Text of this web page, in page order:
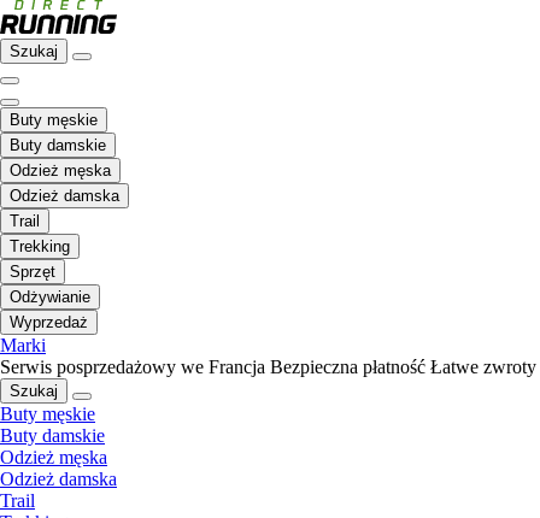
Szukaj
Buty męskie
Buty damskie
Odzież męska
Odzież damska
Trail
Trekking
Sprzęt
Odżywianie
Wyprzedaż
Marki
Serwis posprzedażowy we Francja Bezpieczna płatność Łatwe zwroty
Szukaj
Buty męskie
Buty damskie
Odzież męska
Odzież damska
Trail